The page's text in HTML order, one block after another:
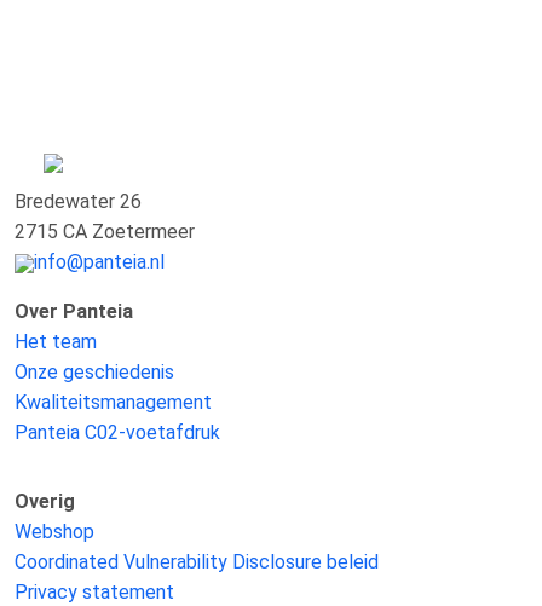
Bredewater 26
2715 CA Zoetermeer
info@panteia.nl
Over Panteia
Het team
Onze geschiedenis
Kwaliteitsmanagement
Panteia C02-voetafdruk
Overig
Webshop
Coordinated Vulnerability Disclosure beleid
Privacy statement